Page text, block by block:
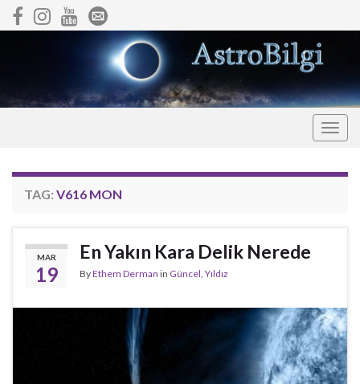
TAG: V616 MON
MAR
19
En Yakın Kara Delik Nerede
ByEthem Derman in Güncel Yıldız